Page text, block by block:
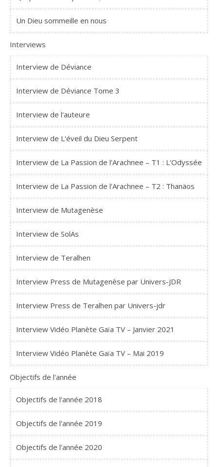
Un Dieu sommeille en nous
Interviews
Interview de Déviance
Interview de Déviance Tome 3
Interview de l'auteure
Interview de L'éveil du Dieu Serpent
Interview de La Passion de l'Arachnee – T1 : L'Odyssée
Interview de La Passion de l'Arachnee – T2 : Thanäos
Interview de Mutagenèse
Interview de SolAs
Interview de Teralhen
Interview Press de Mutagenèse par Univers-JDR
Interview Press de Teralhen par Univers-jdr
Interview Vidéo Planète Gaïa TV – Janvier 2021
Interview Vidéo Planète Gaïa TV – Mai 2019
Objectifs de l'année
Objectifs de l'année 2018
Objectifs de l'année 2019
Objectifs de l'année 2020